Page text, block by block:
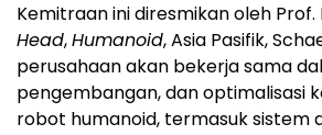
Kemitraan ini diresmikan oleh Prof.
Head,Humanoid, Asia Pasifik,
perusahaan akan bekerja sama
pengembangan, dan optimalisasi
robot humanoid, termasuk sistem